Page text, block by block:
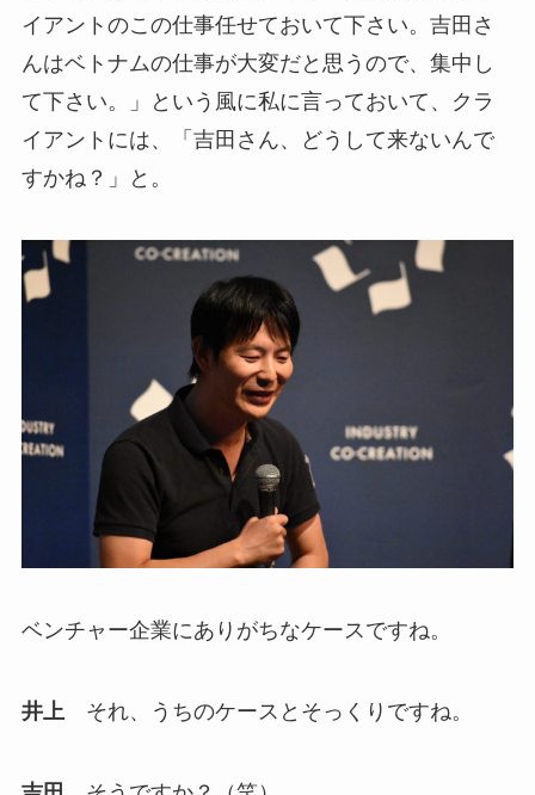
イアントのこの仕事任せておいて下さい。吉田さ
んはベトナムの仕事が大変だと思うので、集中し
て下さい。」という風に私に言っておいて、クラ
イアントには、「吉田さん、どうして来ないんで
すかね？」と。
ベンチャー企業にありがちなケースですね。
井上それ、うちのケースとそっくりですね。